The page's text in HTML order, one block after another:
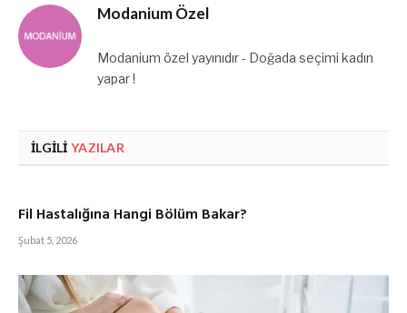
Modanium Özel
Modanium özel yayınıdır - Doğada seçimi kadın
yapar !
İLGILI YAZILAR
Fil Hastalığına Hangi Bölüm Bakar?
Şubat 5, 2026